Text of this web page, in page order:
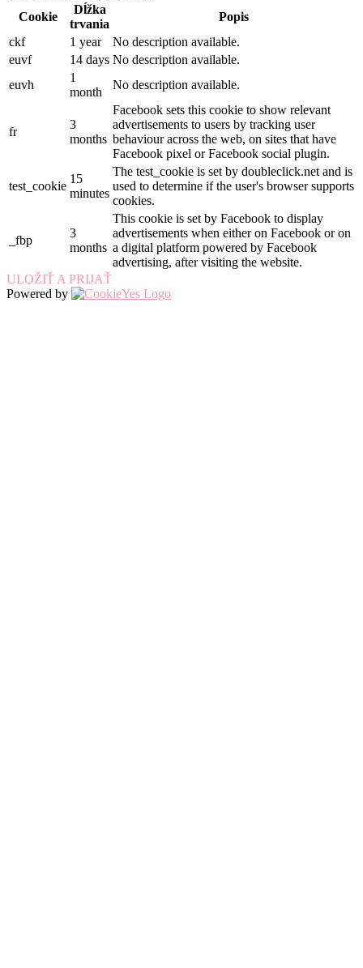
Cookie
Dĺžka
trvania
Popis
ckf
1 year
No description available.
euvf
14 days No description available.
euvh
1
month
No description available.
fr
3
months
Facebook sets this cookie to show relevant
advertisements to users by tracking user
behaviour across the web, on sites that have
Facebook pixel or Facebook social plugin.
test_cookie
15
minutes
The test_cookie is set by doubleclick.net and is
used to determine if the user's browser supports
cookies.
_fbp
3
months
This cookie is set by Facebook to display
advertisements when either on Facebook or on
a digital platform powered by Facebook
advertising, after visiting the website.
ULOŽIŤ A PRIJAŤ
Powered by